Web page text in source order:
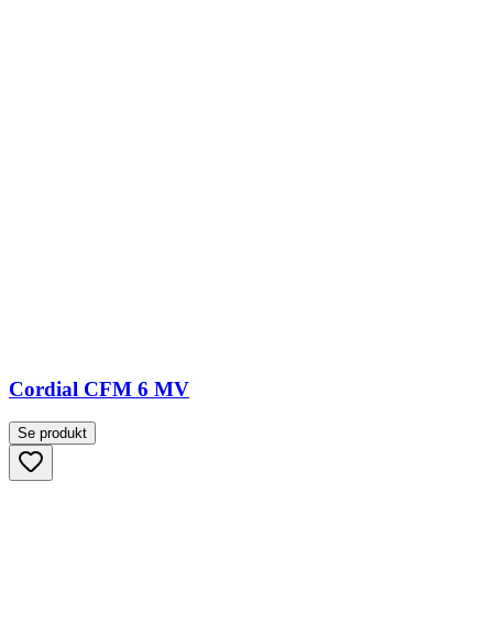
Cordial CFM 6 MV
Se produkt